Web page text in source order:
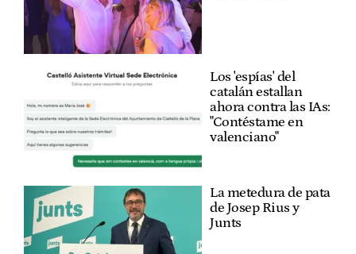
Los 'espías' del
catalán estallan
ahora contra las IAs:
"Contéstame en
valenciano"
La metedura de pata
de Josep Rius y
Junts